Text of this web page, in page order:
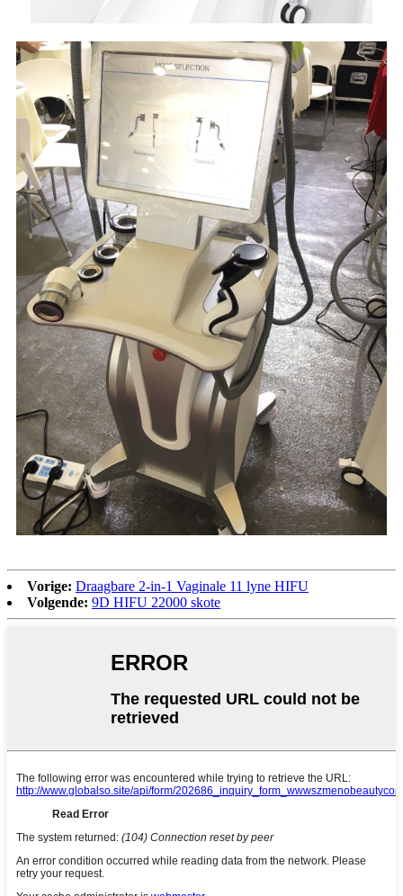
Vorige: Draagbare 2-in-1 Vaginale 11 lyne HIFU
Volgende: 9D HIFU 22000 skote